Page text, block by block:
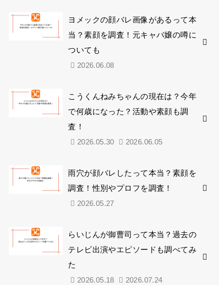
ヨメックの顔バレ画像があるって本
当？素顔を調査！元キャバ嬢の噂に
ついても
2026.06.08
こうくんねみちゃんの現在は？今年
で何歳になった？活動や素顔も調
査！
2026.05.30 2026.06.05
雨穴が顔バレしたって本当？素顔を
調査！性別やプロフを調査！
2026.05.27
らいじんが御曹司って本当？過去の
テレビ出演やエピソードも調べてみ
た
2026.05.18 2026.07.24